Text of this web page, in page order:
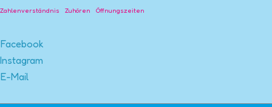
Zahlenverständnis Zuhören Öffnungszeiten
Facebook
Instagram
E-Mail